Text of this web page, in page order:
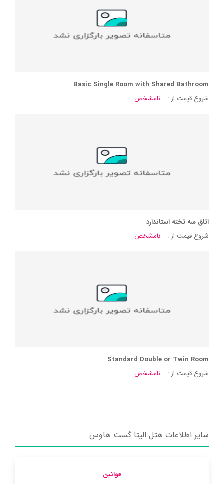
Basic Single Room with Shared Bathroom
شروع قیمت از :
نامشخص
اتاق سه تخته استاندارد
شروع قیمت از :
نامشخص
Standard Double or Twin Room
شروع قیمت از :
نامشخص
سایر اطلاعات هتل الیتا گست هاوس
قوانین